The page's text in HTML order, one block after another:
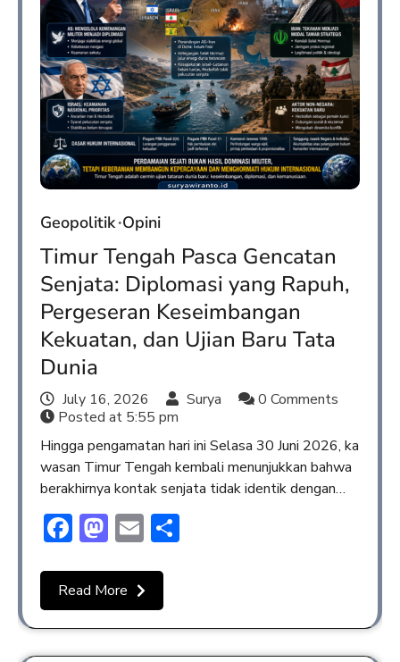
Geopolitik Opini
Timur Tengah Pasca Gencatan
Senjata: Diplomasi yang Rapuh,
Pergeseran Keseimbangan
Kekuatan, dan Ujian Baru Tata
Dunia
July 16, 2026 Surya
0 Comments
Posted at 5:55 pm
Hingga pengamatan hari ini Selasa 30 Juni 2026, ka
wasan Timur Tengah kembali menunjukkan bahwa
berakhirnya kontak senjata tidak identik dengan…
Facebook
Mastodon
Email
Read More